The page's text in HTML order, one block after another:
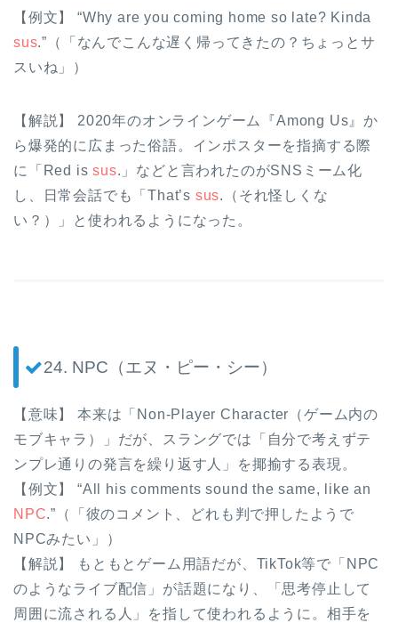
【例文】 “Why are you coming home so late? Kinda
sus.”（「なんでこんな遅く帰ってきたの？ちょっとサ
スいね」）
【解説】 2020年のオンラインゲーム『Among Us』か
ら爆発的に広まった俗語。インポスターを指摘する際
に「Red issus.」などと言われたのがSNSミーム化
し、日常会話でも「That’s sus.（それ怪しくな
い？）」と使われるようになった。
24. NPC（エヌ・ピー・シー）
【意味】 本来は「Non-Player Character（ゲーム内の
モブキャラ）」だが、スラングでは「自分で考えずテ
ンプレ通りの発言を繰り返す人」を揶揄する表現。
【例文】 “All his comments sound the same, like an
NPC.”（「彼のコメント、どれも判で押したようで
NPCみたい」）
【解説】 もともとゲーム用語だが、TikTok等で「NPC
のようなライブ配信」が話題になり、「思考停止して
周囲に流される人」を指して使われるように。相手を